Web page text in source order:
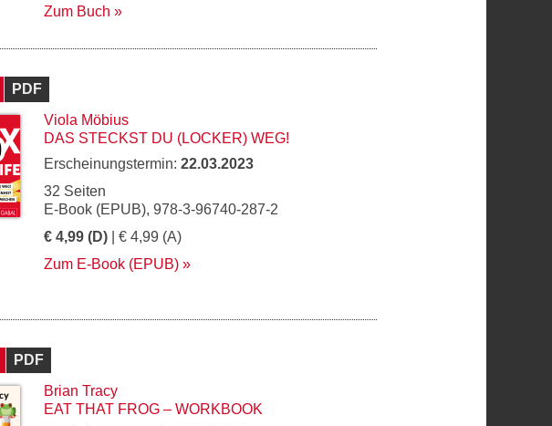
Zum Buch
PDF
Viola Möbius
DAS STECKST DU (LOCKER) WEG!
Erscheinungstermin: 22.03.2023
32 Seiten
E-Book (EPUB), 978-3-96740-287-2
€ 4,99 (D) | € 4,99 (A)
Zum E-Book (EPUB)
PDF
Brian Tracy
EAT THAT FROG – WORKBOOK